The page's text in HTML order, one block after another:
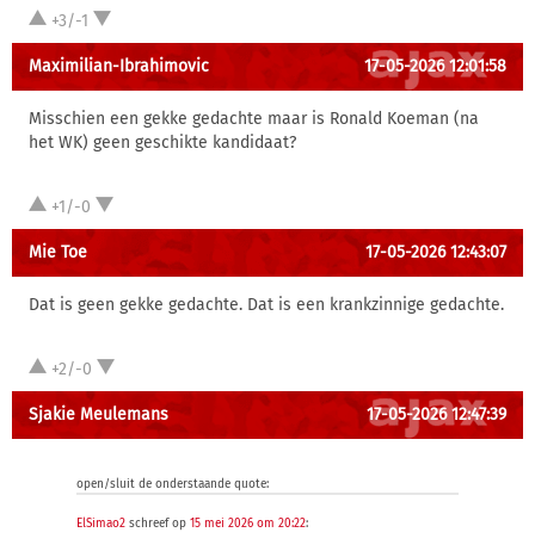
+3/-1
Maximilian-Ibrahimovic 17-05-2026 12:01:58
Misschien een gekke gedachte maar is Ronald Koeman (na
het WK) geen geschikte kandidaat?
+1/-0
Mie Toe 17-05-2026 12:43:07
Dat is geen gekke gedachte. Dat is een krankzinnige gedachte.
+2/-0
Sjakie Meulemans 17-05-2026 12:47:39
open/sluit de onderstaande quote:
ElSimao2 schreef op 15 mei 2026 om 20:22: